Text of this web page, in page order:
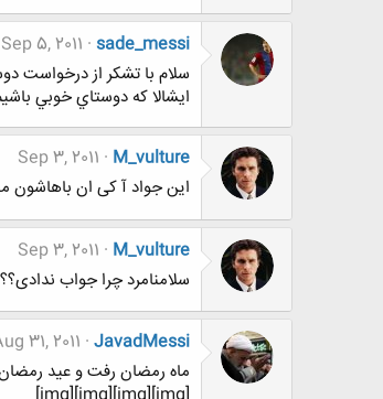
sade_messi
Sep 5, 2011
سلام با تشكر از درخواست
ايشالا كه دوستاي خوبي
M_vulture
Sep 3, 2011
این جواد آ کی ان باهاشون
M_vulture
Sep 3, 2011
سلامنامرد چرا جواب
JavadMessi
31, 2011
ماه رمضان رفت و عید